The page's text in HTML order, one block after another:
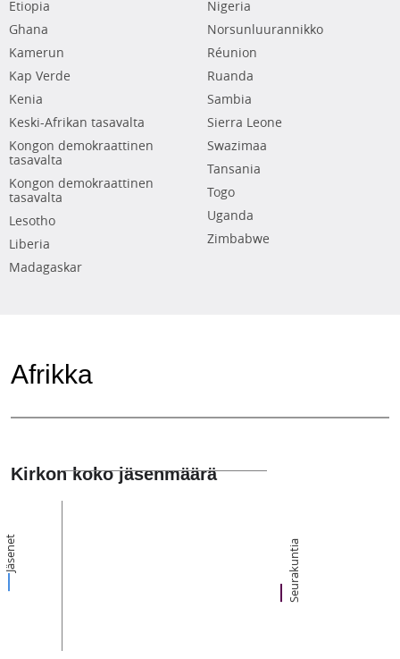
Etiopia
Ghana
Kamerun
Kap Verde
Kenia
Keski-Afrikan tasavalta
Kongon demokraattinen
tasavalta
Kongon demokraattinen
tasavalta
Lesotho
Liberia
Madagaskar
Nigeria
Norsunluurannikko
Réunion
Ruanda
Sambia
Sierra Leone
Swazimaa
Tansania
Togo
Uganda
Zimbabwe
Afrikka
Kirkon koko jäsenmäärä
Jäsenet Seurakuntia